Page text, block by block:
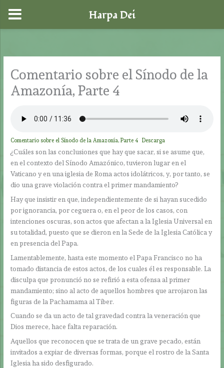
contenido
Comentario sobre el Sínodo de la
Amazonía, Parte 4
Comentario sobre el Sínodo de la Amazonía, Parte 4 Descarga
¿Cuáles son las conclusiones que hay que sacar, si se asume que,
en el contexto del Sínodo Amazónico, tuvieron lugar en el
Vaticano y en una iglesia de Roma actos idolátricos, y, por tanto, se
dio una grave violación contra el primer mandamiento?
Hay que insistir en que, independientemente de si hayan sucedido
por ignorancia, por ceguera o, en el peor de los casos, con
intenciones oscuras, son actos que afectan a la Iglesia Universal en
su totalidad, puesto que se dieron en la Sede de la Iglesia Católica y
en presencia del Papa.
Lamentablemente, hasta este momento el Papa Francisco no ha
tomado distancia de estos actos, de los cuales él es responsable. La
disculpa que pronunció no se refirió a esta ofensa al primer
mandamiento; sino al acto de aquellos hombres que arrojaron las
figuras de la Pachamama al Tíber.
Cuando se da un acto de tal gravedad contra la veneración que
Dios merece, hace falta reparación.
Aquellos que reconocen que se trata de un grave pecado, están
invitados a expiar de diversas formas, porque el rostro de la Santa
Iglesia ha sido desfigurado.
Harpa Dei